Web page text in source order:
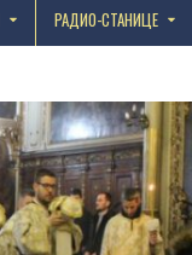
РАДИО-СТАНИЦЕ